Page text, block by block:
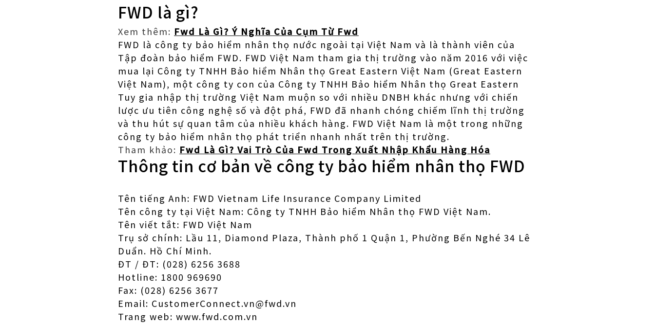
FWD là gì?
Xem thêm: Fwd Là Gì? Ý Nghĩa Của Cụm Từ Fwd
FWD là công ty bảo hiểm nhân thọ nước ngoài tại Việt Nam và là thành viên của
Tập đoàn bảo hiểm FWD. FWD Việt Nam tham gia thị trường vào năm 2016 với việc
mua lại Công ty TNHH Bảo hiểm Nhân thọ Great Eastern Việt Nam (Great Eastern
Việt Nam), một công ty con của Công ty TNHH Bảo hiểm Nhân thọ Great Eastern
Tuy gia nhập thị trường Việt Nam muộn so với nhiều DNBH khác nhưng với chiến
lược ưu tiên công nghệ số và đột phá, FWD đã nhanh chóng chiếm lĩnh thị trường
và thu hút sự quan tâm của nhiều khách hàng. FWD Việt Nam là một trong những
công ty bảo hiểm nhân thọ phát triển nhanh nhất trên thị trường.
Tham khảo: Fwd Là Gì? Vai Trò Của Fwd Trong Xuất Nhập Khẩu Hàng Hóa
Thông tin cơ bản về công ty bảo hiểm nhân thọ FWD
Tên tiếng Anh: FWD Vietnam Life Insurance Company Limited
Tên công ty tại Việt Nam: Công ty TNHH Bảo hiểm Nhân thọ FWD Việt Nam.
Tên viết tắt: FWD Việt Nam
Trụ sở chính: Lầu 11, Diamond Plaza, Thành phố 1 Quận 1, Phường Bến Nghé 34 Lê
Duẩn. Hồ Chí Minh.
ĐT / ĐT: (028) 6256 3688
Hotline: 1800 969690
Fax: (028) 6256 3677
Email: CustomerConnect.vn@fwd.vn
Trang web: www.fwd.com.vn